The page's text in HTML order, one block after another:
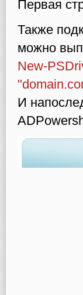
Первая
Также
можно
New-
И